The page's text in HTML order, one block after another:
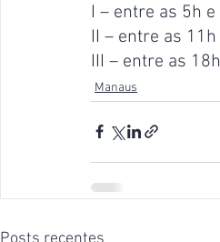
I – entre as 5h e
II – entre as
III – entre as
Manaus